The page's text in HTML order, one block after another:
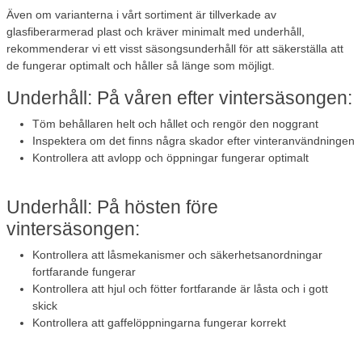
Även om varianterna i vårt sortiment är tillverkade av
glasfiberarmerad plast och kräver minimalt med underhåll,
rekommenderar vi ett visst säsongsunderhåll för att säkerställa att
de fungerar optimalt och håller så länge som möjligt.
Underhåll: På våren efter vintersäsongen:
Töm behållaren helt och hållet och rengör den noggrant
Inspektera om det finns några skador efter vinteranvändningen
Kontrollera att avlopp och öppningar fungerar optimalt
Underhåll: På hösten före
vintersäsongen:
Kontrollera att låsmekanismer och säkerhetsanordningar
fortfarande fungerar
Kontrollera att hjul och fötter fortfarande är låsta och i gott
skick
Kontrollera att gaffelöppningarna fungerar korrekt